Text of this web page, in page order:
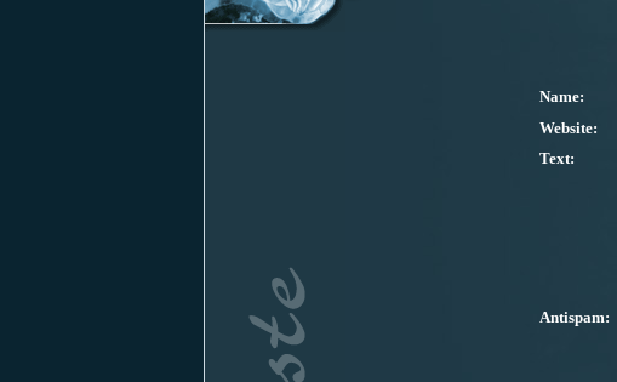
Name:
Website:
Text:
Antispam: